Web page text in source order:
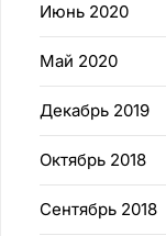
Июнь 2020
Май 2020
Декабрь 2019
Октябрь 2018
Сентябрь 2018